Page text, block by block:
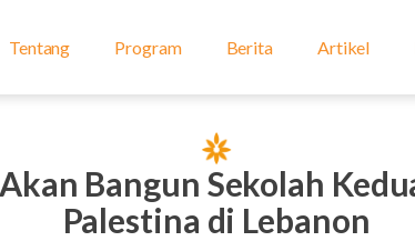
Tentang Program Berita Artikel
Bangun Sekolah
Palestina di Lebanon